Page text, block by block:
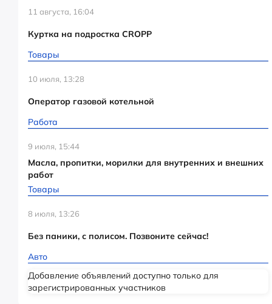
11 августа, 16:04
Куртка на подростка CROPP
Товары
10 июля, 13:28
Оператор газовой котельной
Работа
9 июля, 15:44
Масла, пропитки, морилки для внутренних и внешних
работ
Товары
8 июля, 13:26
Без паники, с полисом. Позвоните сейчас!
Авто
Добавление объявлений доступно только для
зарегистрированных участников